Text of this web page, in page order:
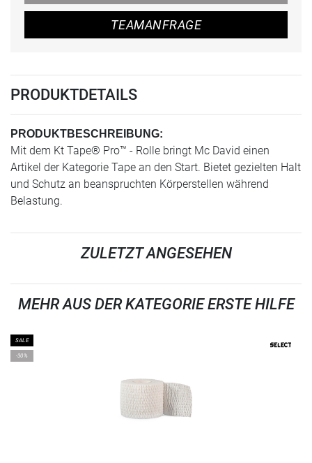
TEAMANFRAGE
PRODUKTDETAILS
PRODUKTBESCHREIBUNG:
Mit dem Kt Tape® Pro™ - Rolle bringt Mc David einen
Artikel der Kategorie Tape an den Start. Bietet gezielten Halt
und Schutz an beanspruchten Körperstellen während
Belastung.
ZULETZT ANGESEHEN
MEHR AUS DER KATEGORIE ERSTE HILFE
SALE
-30%